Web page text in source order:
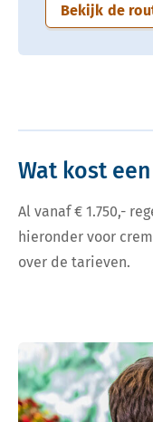
Bekijk de
Wat kost
Al vanaf € 1.750,-
hieronder voor
over de tarieven.
Bekijk tarieven voor